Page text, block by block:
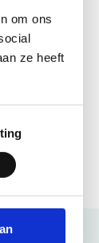
om ons
ze heeft